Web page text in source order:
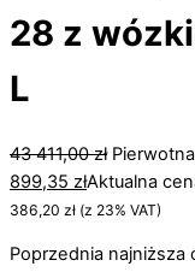
28 z
L
43 411,00zł
899,35 złAktualna
386,20 zł (z 23% VAT)
Poprzednia najniższa